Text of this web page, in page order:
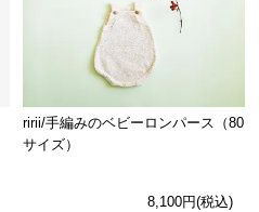
ririi/手編みのベビーロンパース（80
サイズ）
8,100円(税込)